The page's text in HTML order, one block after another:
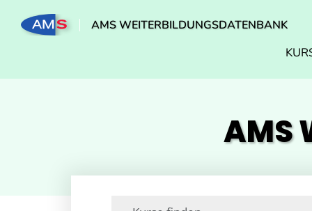
AMS WEITERBILDUNGSDATENBANK
AMS